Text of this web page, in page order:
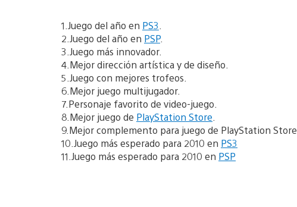
1.Juego del año en PS3
2.Juego del año en PSP.
3.Juego más innovador.
4.Mejor dirección artística y de diseño.
5.Juego con mejores trofeos.
6.Mejor juego multijugador.
7.Personaje favorito de video-juego.
8.Mejor juego de PlayStation Store
9.Mejor complemento para juego de PlayStation Store.
10.Juego más esperado para 2010 en PS3
11.Juego más esperado para 2010 en PSP